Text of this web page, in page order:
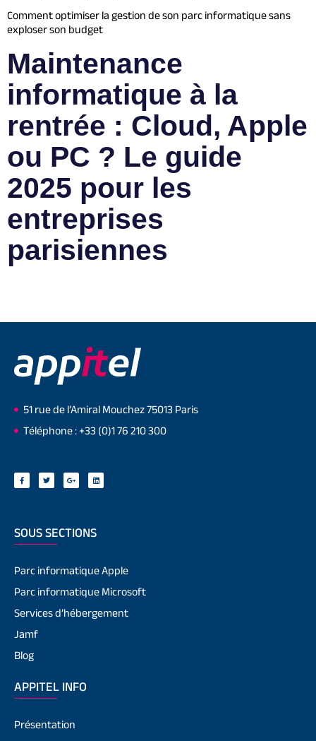
Comment optimiser la gestion de son parc informatique sans
exploser son budget
Maintenance
informatique à la
rentrée : Cloud, Apple
ou PC ? Le guide
2025 pour les
entreprises
parisiennes
51 rue de l’Amiral Mouchez 75013 Paris
Téléphone : +33 (0)1 76 210 300
SOUS SECTIONS
Parc informatique Apple
Parc informatique Microsoft
Services d’hébergement
Jamf
Blog
APPITEL INFO
Présentation